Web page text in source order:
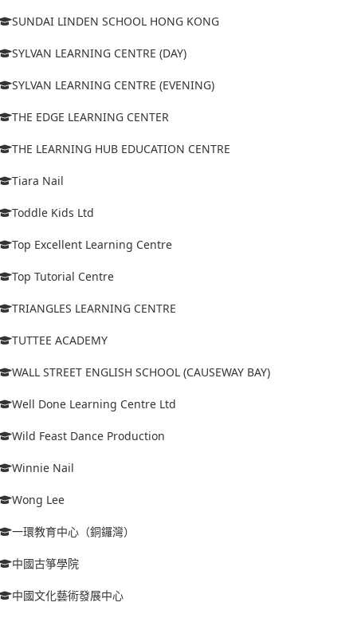
SUNDAI LINDEN SCHOOL HONG KONG
SYLVAN LEARNING CENTRE (DAY)
SYLVAN LEARNING CENTRE (EVENING)
THE EDGE LEARNING CENTER
THE LEARNING HUB EDUCATION CENTRE
Tiara Nail
Toddle Kids Ltd
Top Excellent Learning Centre
Top Tutorial Centre
TRIANGLES LEARNING CENTRE
TUTTEE ACADEMY
WALL STREET ENGLISH SCHOOL (CAUSEWAY BAY)
Well Done Learning Centre Ltd
Wild Feast Dance Production
Winnie Nail
Wong Lee
一環教育中心（銅鑼灣）
中國古箏學院
中國文化藝術發展中心